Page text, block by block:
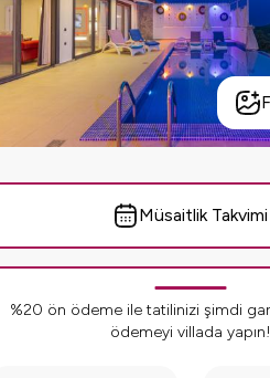
Müsaitlik Takvimi
%20 ön ödeme ile tatilinizi şimdi
ödemeyi villada yapın!